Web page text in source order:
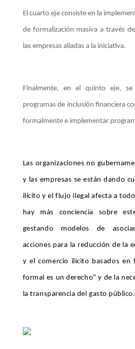
El cuarto eje consiste en la
de formalización masiva a través
las empresas aliadas a la iniciativa.
Finalmente, en el quinto eje,
programas de inclusión financiera
formalmente e implementar
Las organizaciones no
y las empresas se están dando
ilícito y el flujo ilegal afecta a
hay más conciencia sobre
gestando modelos de
acciones para la reducción de la
y el comercio ilícito basados en
formal es un derecho” y de la
la transparencia del gasto público.